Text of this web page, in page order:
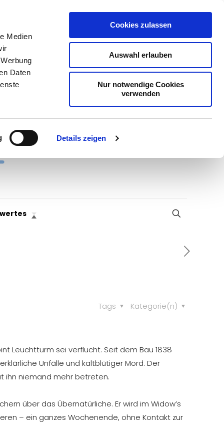
Medien
Daten
Details zeigen
Cookies zulassen
Auswahl erlauben
Nur notwendige Cookies
verwenden
Kategorie(n)
Tags
Leuchtturm sei verflucht. Seit dem Bau 1838
Unfälle und kaltblütiger Mord. Der
ihn niemand mehr betreten.
über das Übernatürliche. Er wird im Widow’s
– ein ganzes Wochenende, ohne Kontakt zur